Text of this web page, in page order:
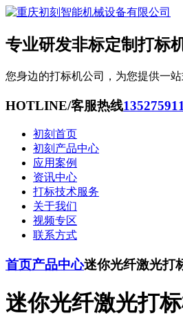
专业研发非标定制打标
您身边的打标机公司，为您提供一站
HOTLINE/客服热线
初刻首页
初刻产品中心
应用案例
资讯中心
打标技术服务
关于我们
视频专区
联系方式
首页产品中心迷你光纤激光打
迷你光纤激光打